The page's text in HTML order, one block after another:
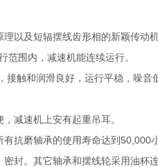
以及短辐摆线齿形相的新颖传动
围内，减速机能连续运行。
触和润滑良好，运行平稳，噪
减速机上安有起重吊耳。
抗磨轴承的使用寿命达到50,000
封。其它轴承和摆线轮采用油杯